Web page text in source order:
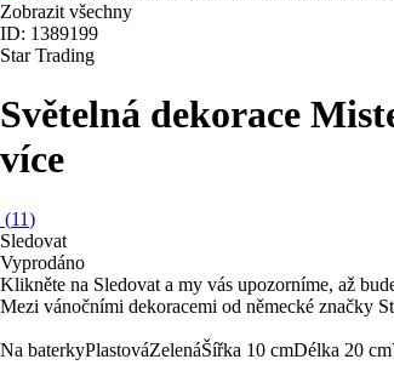
Zobrazit všechny
ID: 1389199
Star Trading
Světelná dekorace
více
(11)
Sledovat
Vyprodáno
Klikněte na Sledovat a my vás upozorníme, až
Mezi vánočními dekoracemi od německé značky
Na baterkyPlastováZelenáŠířka 10 cmDélka 20 cm